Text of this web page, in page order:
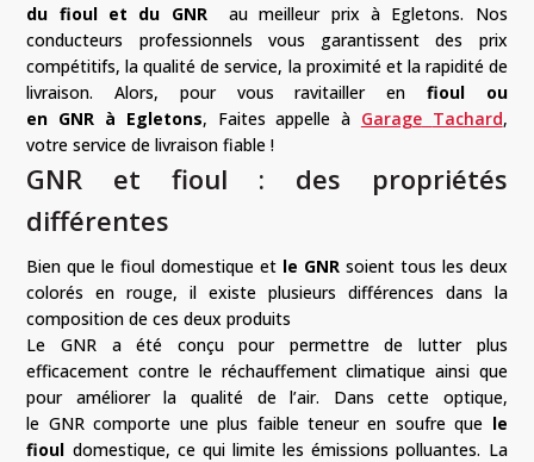
du fioul et du GNR au meilleur prix à Egletons. Nos
conducteurs professionnels vous garantissent des prix
compétitifs, la qualité de service, la proximité et la rapidité de
livraison.Alors, pour vous ravitailler en fioul ou
en GNR à Egletons, Faites appelle à Garage Tachard,
votre service de livraison fiable !
GNR et fioul : des propriétés
différentes
Bien que le fioul domestique et le GNR soient tous les deux
colorés en rouge, il existe plusieurs différences dans la
composition de ces deux produits
Le
GNR
a été conçu pour permettre de lutter plus
efficacement contre le réchauffement climatique ainsi que
pour améliorer la qualité de l’air.
Dans cette optique,
le GNR comporte une plus faible teneur en soufre que le
fioul domestique, ce qui limite les émissions polluantes. La